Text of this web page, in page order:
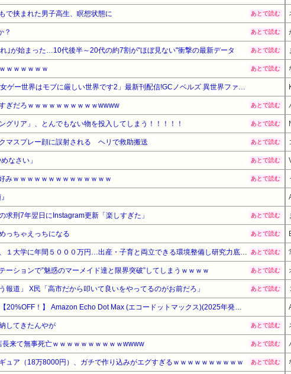
で挟まれた男子高生、瞑想状態に あとで読む
？ あとで読む
｣が始まった…10代後半～20代の約7割が"ほぼ見ない"衝撃の最新データ あとで読む
ｗｗｗｗｗｗ あとで読む
ぎだろｗｗｗｗｗｗｗｗｗｗwwww あとで読む
グリア」、とんでもない物を投入してしまう！！！！！ あとで読む
マスプレー顔に誤射される ヘリで救助搬送 あとで読む
なさい」 あとで読む
みｗｗｗｗｗｗｗｗｗｗｗｗｗｗ あとで読む
求刑7年翌日にInstagram更新「楽しすぎた」 あとで読む
っちゃえっちになる あとで読む
あとで読む
ーションで”魅惑のマーメイド達と限界突破”してしまうｗｗｗｗ あとで読む
報道」 X民「高市だから叩いて良いをやってるのがお前だろ」 あとで読む
してきたんやが あとで読む
長来て無事死亡ｗｗｗｗｗｗｗｗｗｗwwww あとで読む
ュア（18万8000円）、ガチで作り込みがエグすぎるｗｗｗｗｗｗｗｗｗｗ あとで読む